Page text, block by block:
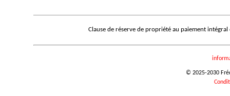
Clause de réserve de propriété au paiement
© 2025-2030